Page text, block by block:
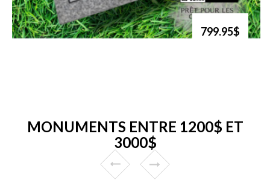
799.95$
MONUMENTS ENTRE 1200$ ET
3000$